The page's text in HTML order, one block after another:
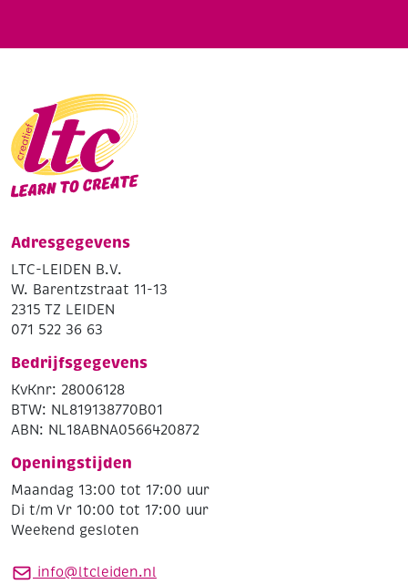
Adresgegevens
LTC-LEIDEN B.V.
W. Barentzstraat 11-13
2315 TZ LEIDEN
071 522 36 63
Bedrijfsgegevens
KvKnr: 28006128
BTW: NL819138770B01
ABN: NL18ABNA0566420872
Openingstijden
Maandag 13:00 tot 17:00 uur
Di t/m Vr 10:00 tot 17:00 uur
Weekend gesloten
info@ltcleiden.nl